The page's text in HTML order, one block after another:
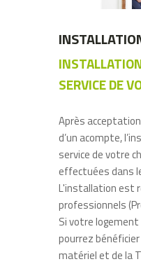
SERVICE DE
Après
d’un acompte,
service de votre
effectuées dans
L'installation est
professionnels
Si votre
pourrez
matériel et de la